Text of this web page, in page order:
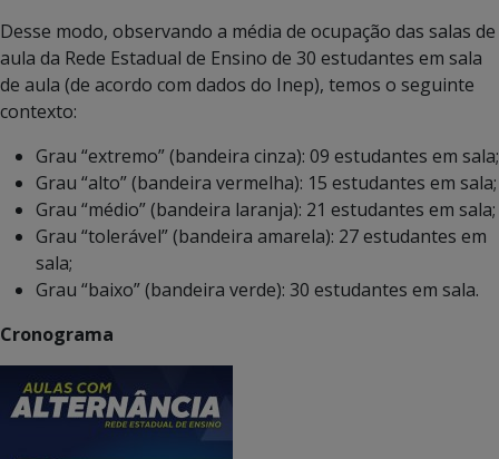
Desse modo, observando a média de ocupação das salas de
aula da Rede Estadual de Ensino de 30 estudantes em sala
de aula (de acordo com dados do Inep), temos o seguinte
contexto:
Grau “extremo” (bandeira cinza): 09 estudantes em sala;
Grau “alto” (bandeira vermelha): 15 estudantes em sala;
Grau “médio” (bandeira laranja): 21 estudantes em sala;
Grau “tolerável” (bandeira amarela): 27 estudantes em
sala;
Grau “baixo” (bandeira verde): 30 estudantes em sala.
Cronograma